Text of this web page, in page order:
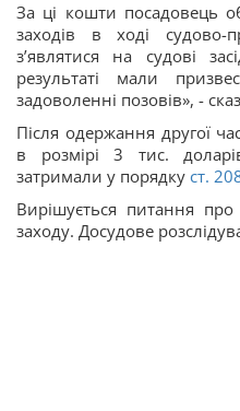
За ці кошти посадовець
заходів в ході судово-
з’являтися на судові
результаті мали
задоволенні позовів», -
Після одержання другої
в розмірі 3 тис.
затримали у порядку ст.
Вирішується питання
заходу. Досудове